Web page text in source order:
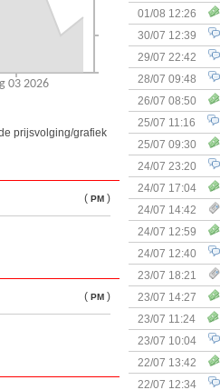
prijsvolging/grafiek
( PM )
( PM )
01/08 12:26
30/07 12:39
29/07 22:42
28/07 09:48
26/07 08:50
25/07 11:16
25/07 09:30
Uitbreiding:
24/07 23:20
24/07 17:04
(Bordspellen)
24/07 14:42
Surprise
24/07 12:59
(Bordspellen)
24/07 12:40
23/07 18:21
start
23/07 14:27
(Bordspellen)
23/07 11:24
23/07 10:04
22/07 13:42
(Bordspellen)
22/07 12:34